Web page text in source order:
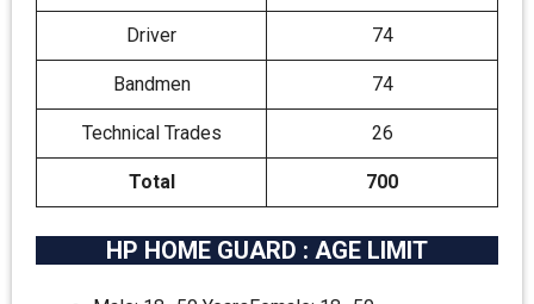
Driver 74
Bandmen 74
Technical Trades 26
Total 700
HP HOME GUARD : AGE LIMIT